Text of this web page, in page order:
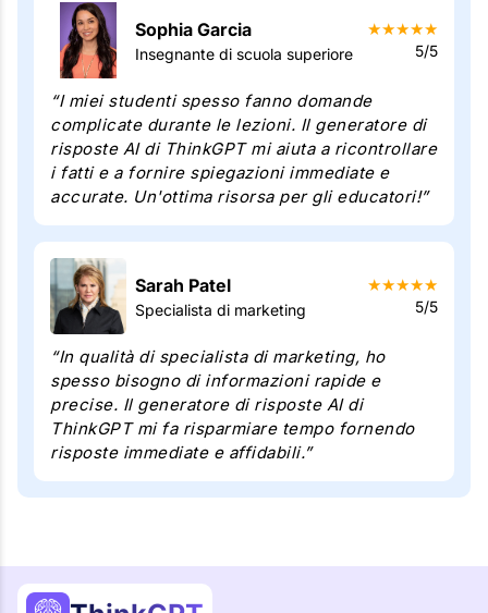
Sophia Garcia
Insegnante di scuola superiore
★★★★★
5/5
“I miei studenti spesso fanno domande
complicate durante le lezioni. Il generatore di
risposte AI di ThinkGPT mi aiuta a ricontrollare
i fatti e a fornire spiegazioni immediate e
accurate. Un'ottima risorsa per gli educatori!”
Sarah Patel
Specialista di marketing
★★★★★
5/5
“In qualità di specialista di marketing, ho
spesso bisogno di informazioni rapide e
precise. Il generatore di risposte AI di
ThinkGPT mi fa risparmiare tempo fornendo
risposte immediate e affidabili.”